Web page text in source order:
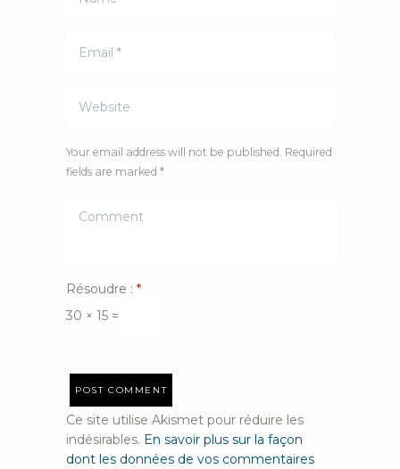
Your email address will not be published. Required
fields are marked *
Résoudre : *
30 × 15 =
Ce site utilise Akismet pour réduire les
indésirables. En savoir plus sur la façon
dont les données de vos commentaires